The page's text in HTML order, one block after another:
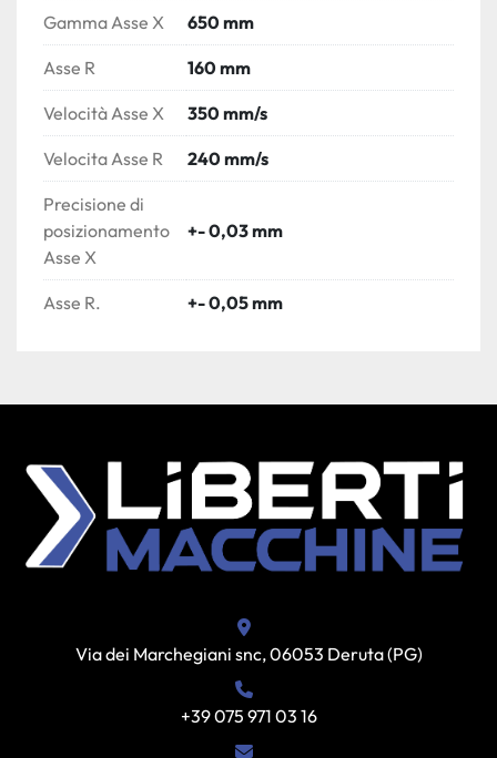
Opzioni per utensili e bombatura.
CARATTERISTICHE OPERATIVE DEL CNC
Tipo di controller: Baykal EC4, CNC numerico
a 4 assi.
- Y2, 2 assi di registro posteriore, Asse di
bombatura.
Identificazione numerica automatica della
delle collisioni.
Editor grafico 2D per inserimento dati
della posizione dell'asse R, tonnellaggio di
Elevata capacità di memoria per fasi di
programma e dati di utensileria, capacità di
7000 programmi e 80 fasi in ciascun
programma, numero di prodotti elevato e 99
ripetizioni di ciascuna fase di programma.
GRATUITO per lavorare off-line per creare
file grafici di piegatura che possono essere
trasferiti al controllore tramite chiavetta
Programmazione del prodotto con
Gamma Asse X
650 mm
Asse R 160 mm
Velocità Asse X 350 mm/s
Velocita Asse R 240 mm/s
Precisione di
posizionamento
Asse X
+- 0,03 mm
Asse R. +- 0,05 mm
Via dei Marchegiani snc, 06053 Deruta (PG)
+39 075 971 03 16